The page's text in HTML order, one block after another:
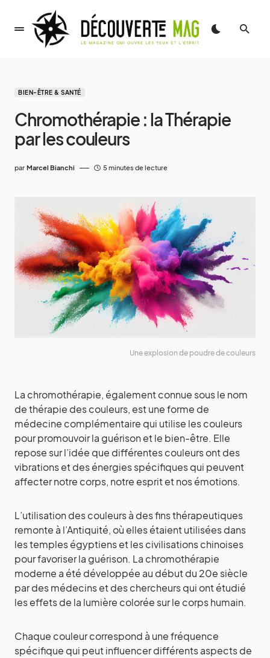
BIEN-ÊTRE & SANTÉ
Chromothérapie : la Thérapie
par les couleurs
par Marcel Bianchi 5 minutes de lecture
Une explosion de poudre de couleurs
La chromothérapie, également connue sous le nom
de thérapie des couleurs, est une forme de
médecine complémentaire qui utilise les couleurs
pour promouvoir la guérison et le bien-être. Elle
repose sur l’idée que différentes couleurs ont des
vibrations et des énergies spécifiques qui peuvent
affecter notre corps, notre esprit et nos émotions.
L’utilisation des couleurs à des fins thérapeutiques
remonte à l’Antiquité, où elles étaient utilisées dans
les temples égyptiens et les civilisations chinoises
pour favoriser la guérison. La chromothérapie
moderne a été développée au début du 20e siècle
par des médecins et des chercheurs qui ont étudié
les effets de la lumière colorée sur le corps humain.
Chaque couleur correspond à une fréquence
spécifique qui peut influencer différents aspects de